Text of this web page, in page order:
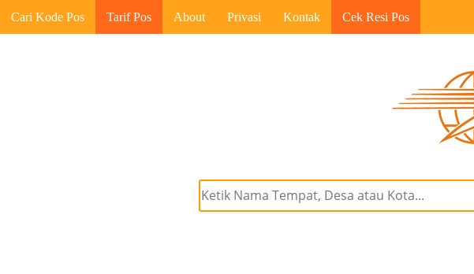
Cari Kode Pos Tarif Pos About Privasi Kontak Cek Resi Pos